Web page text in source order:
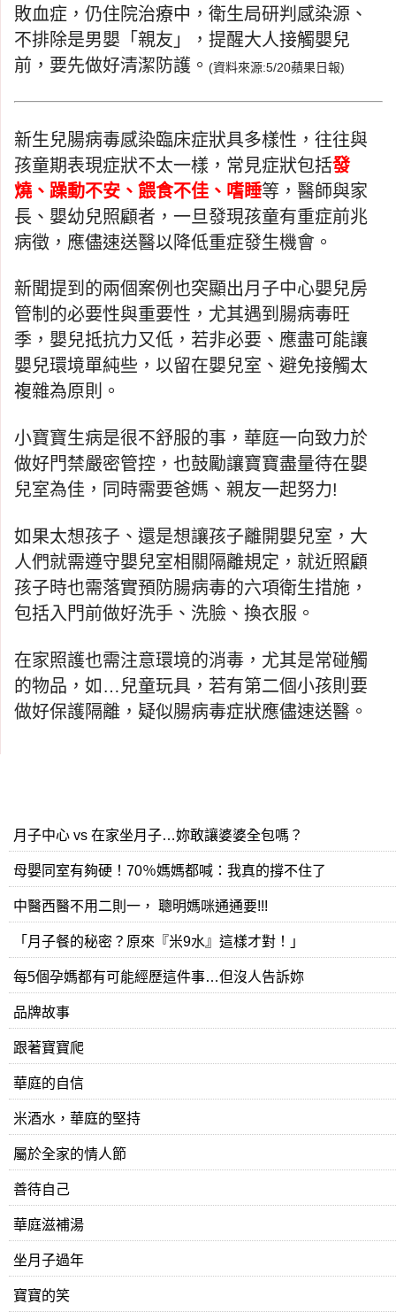
敗血症，仍住院治療中，衛生局研判感染源、
不排除是男嬰「親友」，提醒大人接觸嬰兒
前，要先做好清潔防護。 (資料來源:5/20蘋果日報)
新生兒腸病毒感染臨床症狀具多樣性，往往與
孩童期表現症狀不太一樣，常見症狀包括發
燒、躁動不安、餵食不佳、嗜睡等，醫師與家
長、嬰幼兒照顧者，一旦發現孩童有重症前兆
病徵，應儘速送醫以降低重症發生機會。
新聞提到的兩個案例也突顯出月子中心嬰兒房
管制的必要性與重要性，尤其遇到腸病毒旺
季，嬰兒抵抗力又低，若非必要、應盡可能讓
嬰兒環境單純些，以留在嬰兒室、避免接觸太
複雜為原則。
小寶寶生病是很不舒服的事，華庭一向致力於
做好門禁嚴密管控，也鼓勵讓寶寶盡量待在嬰
兒室為佳，同時需要爸媽、親友一起努力!
如果太想孩子、還是想讓孩子離開嬰兒室，大
人們就需遵守嬰兒室相關隔離規定，就近照顧
孩子時也需落實預防腸病毒的六項衛生措施，
包括入門前做好洗手、洗臉、換衣服。
在家照護也需注意環境的消毒，尤其是常碰觸
的物品，如 … 兒童玩具，若有第二個小孩則要
做好保護隔離，疑似腸病毒症狀應儘速送醫。
月子中心 vs 在家坐月子…妳敢讓婆婆全包嗎？
母嬰同室有夠硬！70％媽媽都喊：我真的撐不住了
中醫西醫不用二則一， 聰明媽咪通通要!!!
「月子餐的秘密？原來『米9水』這樣才對！」
每5個孕媽都有可能經歷這件事…但沒人告訴妳
品牌故事
跟著寶寶爬
華庭的自信
米酒水，華庭的堅持
屬於全家的情人節
善待自己
華庭滋補湯
坐月子過年
寶寶的笑